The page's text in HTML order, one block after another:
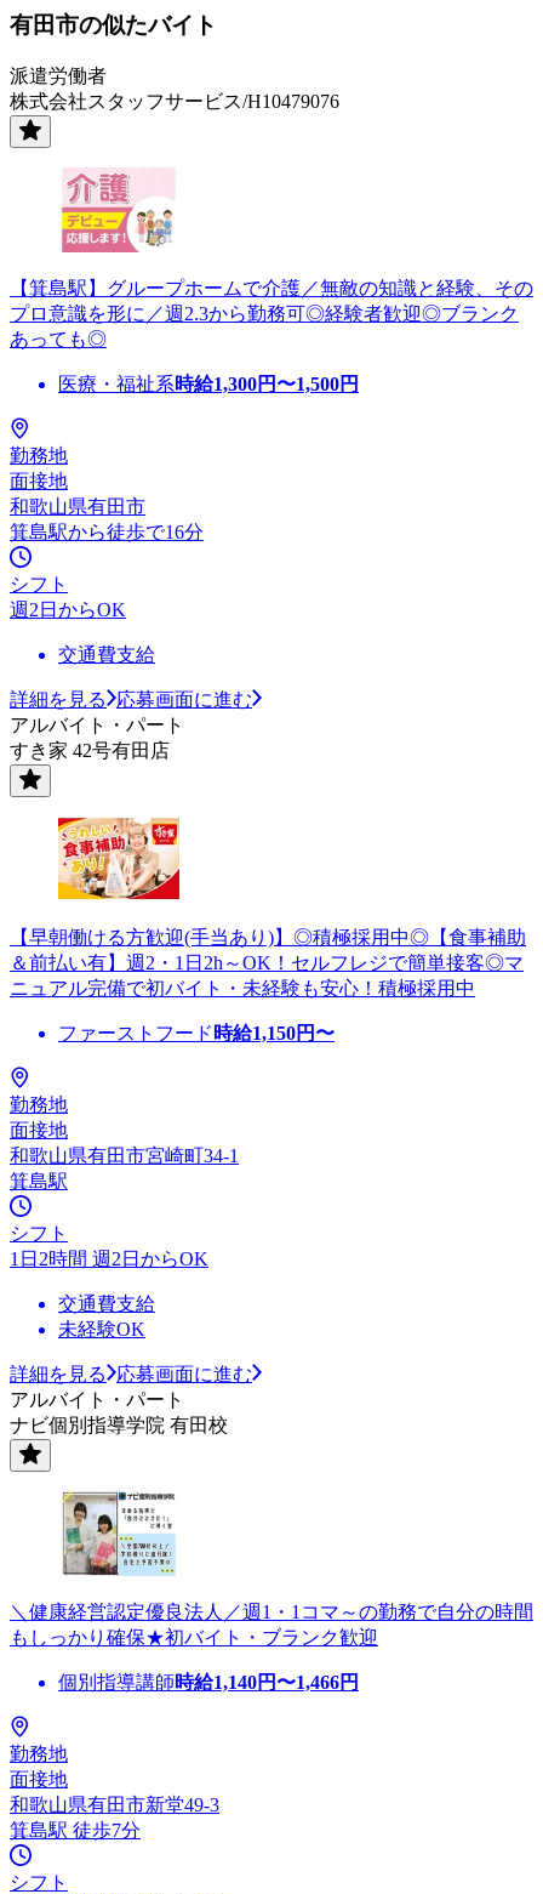
有田市の似たバイト
派遣労働者
株式会社スタッフサービス/H10479076
【箕島駅】グループホームで介護／無敵の知識と経験、その
プロ意識を形に／週2.3から勤務可◎経験者歓迎◎ブランク
あっても◎
医療・福祉系時給1,300円〜1,500円
勤務地
面接地
和歌山県有田市
箕島駅から徒歩で16分
シフト
週2日からOK
交通費支給
詳細を見る
応募画面に進む
アルバイト・パート
すき家 42号有田店
【早朝働ける方歓迎(手当あり)】◎積極採用中◎【食事補助
＆前払い有】週2・1日2h～OK！セルフレジで簡単接客◎マ
ニュアル完備で初バイト・未経験も安心！積極採用中
ファーストフード 時給1,150円〜
勤務地
面接地
和歌山県有田市宮崎町34-1
箕島駅
シフト
1日2時間 週2日からOK
交通費支給
未経験OK
詳細を見る
応募画面に進む
アルバイト・パート
ナビ個別指導学院 有田校
＼健康経営認定優良法人／週1・1コマ～の勤務で自分の時間
もしっかり確保★初バイト・ブランク歓迎
個別指導講師時給1,140円〜1,466円
勤務地
面接地
和歌山県有田市新堂49-3
箕島駅 徒歩7分
シフト